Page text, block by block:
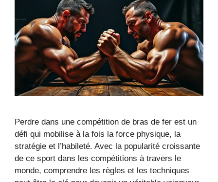
Perdre dans une compétition de bras de fer est un
défi qui mobilise à la fois la force physique, la
stratégie et l’habileté. Avec la popularité croissante
de ce sport dans les compétitions à travers le
monde, comprendre les règles et les techniques